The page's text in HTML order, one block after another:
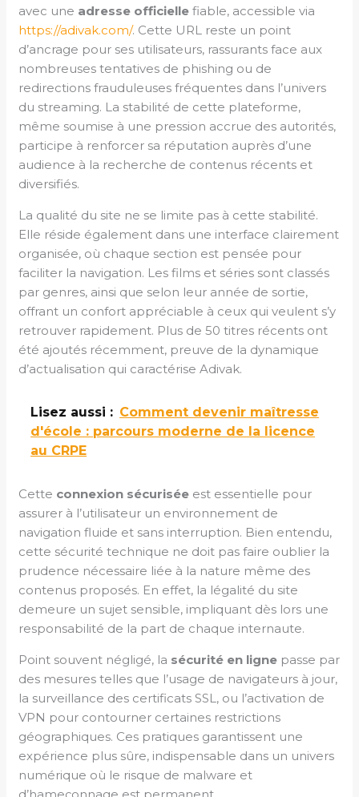
avec une adresse officielle fiable, accessible via
https://adivak.com/. Cette URL reste un point
d’ancrage pour ses utilisateurs, rassurants face aux
nombreuses tentatives de phishing ou de
redirections frauduleuses fréquentes dans l’univers
du streaming. La stabilité de cette plateforme,
même soumise à une pression accrue des autorités,
participe à renforcer sa réputation auprès d’une
audience à la recherche de contenus récents et
diversifiés.
La qualité du site ne se limite pas à cette stabilité.
Elle réside également dans une interface clairement
organisée, où chaque section est pensée pour
faciliter la navigation. Les films et séries sont classés
par genres, ainsi que selon leur année de sortie,
offrant un confort appréciable à ceux qui veulent s’y
retrouver rapidement. Plus de 50 titres récents ont
été ajoutés récemment, preuve de la dynamique
d’actualisation qui caractérise Adivak.
Lisez aussi : Comment devenir maîtresse
d'école : parcours moderne de la licence
au CRPE
Cette connexion sécurisée est essentielle pour
assurer à l’utilisateur un environnement de
navigation fluide et sans interruption. Bien entendu,
cette sécurité technique ne doit pas faire oublier la
prudence nécessaire liée à la nature même des
contenus proposés. En effet, la légalité du site
demeure un sujet sensible, impliquant dès lors une
responsabilité de la part de chaque internaute.
Point souvent négligé, la sécurité en ligne passe par
des mesures telles que l’usage de navigateurs à jour,
la surveillance des certificats SSL, ou l’activation de
VPN pour contourner certaines restrictions
géographiques. Ces pratiques garantissent une
expérience plus sûre, indispensable dans un univers
numérique où le risque de malware et
d’hameçonnage est permanent.